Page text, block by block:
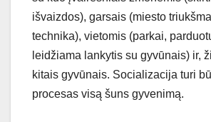
išvaizdos), garsais (miesto
technika), vietomis (parkai,
leidžiama lankytis su gyvūnais) ir,
kitais gyvūnais. Socializacija turi
procesas visą šuns gyvenimą.